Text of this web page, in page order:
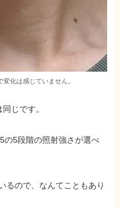
化は感じていません。
じです。
の5段階の照射強さが選べ
るので、なんてこともあり